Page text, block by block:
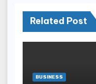
Related Post
BUSINESS